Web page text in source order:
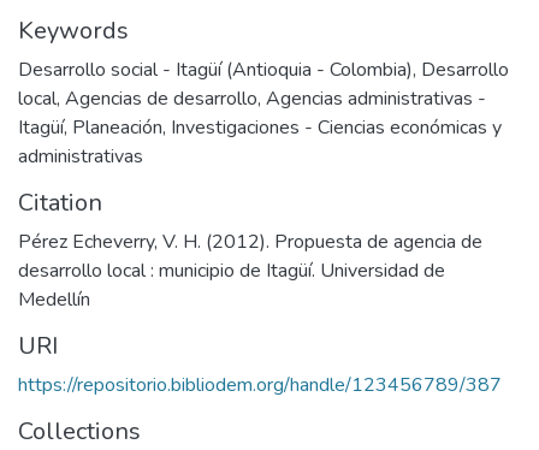
Keywords
Desarrollo social - Itagüí (Antioquia - Colombia), Desarrollo
local, Agencias de desarrollo, Agencias administrativas -
Itagüí, Planeación, Investigaciones - Ciencias económicas y
administrativas
Citation
Pérez Echeverry, V. H. (2012). Propuesta de agencia de
desarrollo local : municipio de Itagüí. Universidad de
Medellín
URI
https://repositorio.bibliodem.org/handle/123456789/387
Collections